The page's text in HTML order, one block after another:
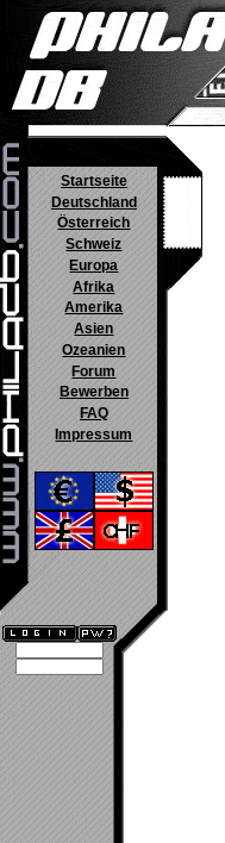
Startseite
Deutschland
Österreich
Schweiz
Europa
Afrika
Amerika
Asien
Ozeanien
Forum
Bewerben
FAQ
Impressum